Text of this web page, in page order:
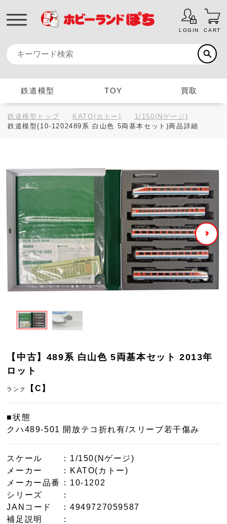
LOGIN CART
鉄道模型 TOY 買取
鉄道模型トップ KATO(カトー)
1/150(Nゲージ)
鉄道模型(10-1202489系 白山色 5両基本セット)商品詳細
【中古】489系 白山色 5両基本セット 2013年
ロット
ランク 【C】
■状態
クハ489-501 開放テコ折れ有/スリーブ若干傷み
スケール
：1/150(Nゲージ)
メーカー
：KATO(カトー)
メーカー品番
：10-1202
シリーズ
：
JANコード
：4949727059587
補足説明
：